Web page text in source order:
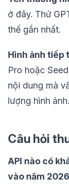
ở đây. Thử
thế gần nhất.
Hình ảnh tiếp
Pro hoặc
nội dung mà
lượng hình ảnh.
Câu hỏi
API nào có
vào năm